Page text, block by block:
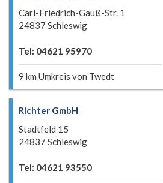
Carl-Friedrich-Gauß-Str. 1
24837 Schleswig
Tel: 04621 95970
9 km Umkreis von Twedt
Richter GmbH
Stadtfeld 15
24837 Schleswig
Tel: 04621 93550